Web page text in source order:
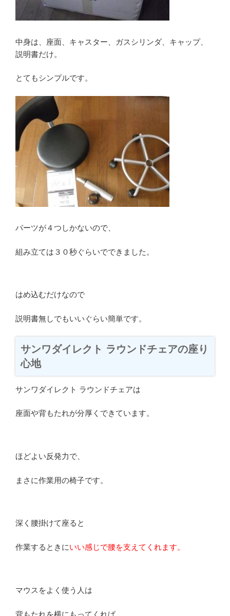
中身は、座面、キャスター、ガスシリンダ、キャップ、
説明書だけ。
とてもシンプルです。
パーツが４つしかないので、
組み立ては３０秒ぐらいでできました。
はめ込むだけなので
説明書無しでもいいぐらい簡単です。
サンワダイレクト ラウンドチェアの座り
心地
サンワダイレクト ラウンドチェアは
座面や背もたれが分厚くできています。
ほどよい反発力で、
まさに作業用の椅子です。
深く腰掛けて座ると
作業するときにいい感じで腰を支えてくれます。
マウスをよく使う人は
背もたれを横にもってくれば